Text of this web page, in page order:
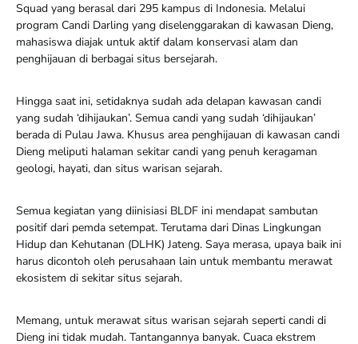
Squad yang berasal dari 295 kampus di Indonesia. Melalui
program Candi Darling yang diselenggarakan di kawasan Dieng,
mahasiswa diajak untuk aktif dalam konservasi alam dan
penghijauan di berbagai situs bersejarah.
Hingga saat ini, setidaknya sudah ada delapan kawasan candi
yang sudah ‘dihijaukan’. Semua candi yang sudah ‘dihijaukan’
berada di Pulau Jawa. Khusus area penghijauan di kawasan candi
Dieng meliputi halaman sekitar candi yang penuh keragaman
geologi, hayati, dan situs warisan sejarah.
Semua kegiatan yang diinisiasi BLDF ini mendapat sambutan
positif dari pemda setempat. Terutama dari Dinas Lingkungan
Hidup dan Kehutanan (DLHK) Jateng. Saya merasa, upaya baik ini
harus dicontoh oleh perusahaan lain untuk membantu merawat
ekosistem di sekitar situs sejarah.
Memang, untuk merawat situs warisan sejarah seperti candi di
Dieng ini tidak mudah. Tantangannya banyak. Cuaca ekstrem